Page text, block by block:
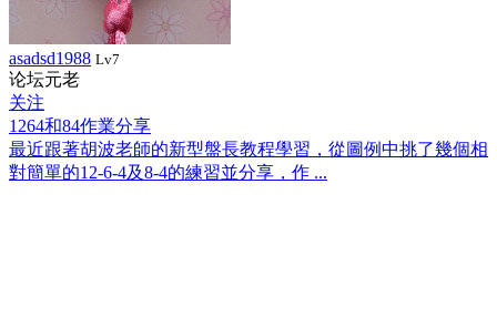
asadsd1988 Lv7
论坛元老
关注
1264和84作業分享
最近跟著胡波老師的新型盤長教程學習，從圖例中挑了幾個相
對簡單的12-6-4及8-4的練習並分享，作 ...